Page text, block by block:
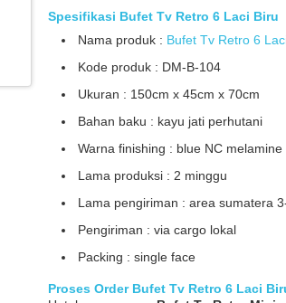
Spesifikasi Bufet Tv Retro 6 Laci Biru
Nama produk : Bufet Tv Retro 6
Kode produk : DM-B-104
Ukuran : 150cm x 45cm x 70cm
Bahan baku : kayu jati perhutani
Warna finishing : blue NC melamine
Lama produksi : 2 minggu
Lama pengiriman : area sumatera
Pengiriman : via cargo lokal
Packing : single face
Proses Order Bufet Tv Retro 6 Laci